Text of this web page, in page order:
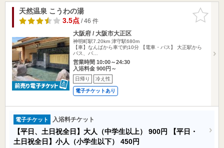
お気に入
りに追加
天然温泉 こうわの湯
3.5点/ 46 件
大阪府 / 大阪市大正区
神明町駅7.20km 津守駅680m
【車】なんばから車で約10分 【電車・バス】 大正駅から
バス、バ…
営業時間 10:00～24:30
入浴料金 900円～
日帰り 冷え性
電子チケットあり
電子チケット 入浴料チケット
【平日、土日祝全日】大人（中学生以上） 900円
【平日・
土日祝全日】小人（小学生以下） 450円